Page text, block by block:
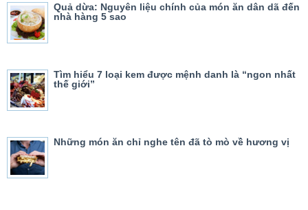
Quả dừa: Nguyên liệu chính của món ăn dân dã đến
nhà hàng 5 sao
Tìm hiểu 7 loại kem được mệnh danh là “ngon nhất
thế giới”
Những món ăn chỉ nghe tên đã tò mò về hương vị